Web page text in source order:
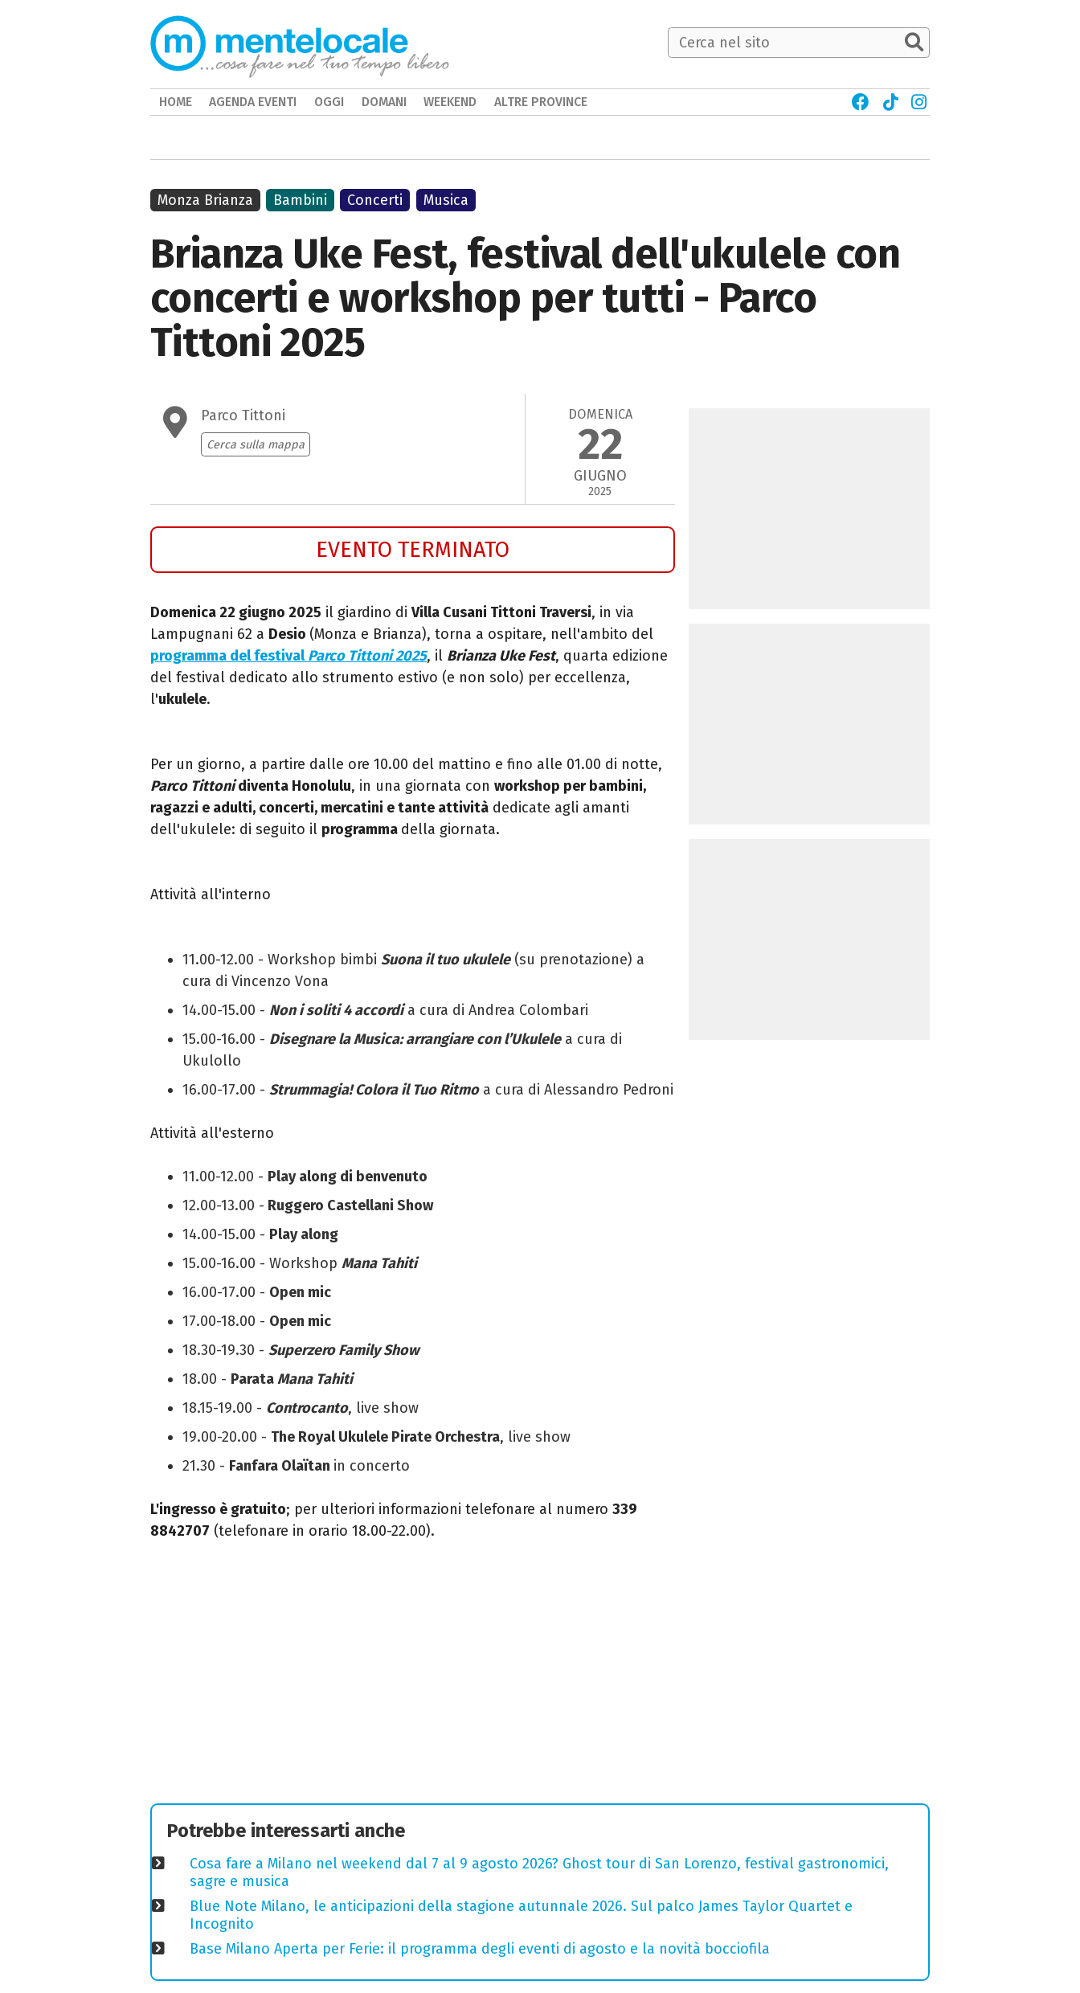
Brianza Uke Fest, festival dell'ukulele con
concerti e workshop per tutti - Parco
Tittoni 2025
Parco Tittoni
Cerca sulla mappa
DOMENICA
22
GIUGNO
2025
EVENTO TERMINATO
Domenica 22 giugno 2025 il giardino di Villa Cusani Tittoni Traversi, in via
Lampugnani 62 a Desio (Monza e Brianza), torna a ospitare, nell'ambito del
programma del festivalParco Tittoni 2025, il Brianza Uke Fest, quarta edizione
del festival dedicato allo strumento estivo (e non solo) per eccellenza,
l'ukulele.
Per un giorno, a partire dalle ore 10.00 del mattino e fino alle 01.00 di notte,
Parco Tittonidiventa Honolulu, in una giornata con workshop per bambini,
ragazzi e adulti, concerti, mercatini e tante attività dedicate agli amanti
dell'ukulele: di seguito il programma della giornata.
Attività all'interno
11.00-12.00 - Workshop bimbi Suona il tuo ukulele(su prenotazione) a
cura di Vincenzo Vona
14.00-15.00 - Non i soliti 4 accordia cura di Andrea Colombari
15.00-16.00 - Disegnare la Musica: arrangiare con l’Ukulelea cura di
Ukulollo
16.00-17.00 - Strummagia! Colora il Tuo Ritmoa cura di Alessandro Pedroni
Attività all'esterno
11.00-12.00 - Play along di benvenuto
12.00-13.00 - Ruggero Castellani Show
14.00-15.00 - Play along
15.00-16.00 - Workshop Mana Tahiti
16.00-17.00 - Open mic
17.00-18.00 - Open mic
18.30-19.30 - Superzero Family Show
18.00 - ParataMana Tahiti
18.15-19.00 - Controcanto, live show
19.00-20.00 - The Royal Ukulele Pirate Orchestra, live show
21.30 - Fanfara Olaïtan in concerto
L'ingresso è gratuito; per ulteriori informazioni telefonare al numero 339
8842707 (telefonare in orario 18.00-22.00).
Monza Brianza Bambini Concerti Musica
Potrebbe interessarti anche
Cosa fare a Milano nel weekend dal 7 al 9 agosto 2026? Ghost tour di San Lorenzo, festival gastronomici,
sagre e musica
Blue Note Milano, le anticipazioni della stagione autunnale 2026. Sul palco James Taylor Quartet e
Incognito
Base Milano Aperta per Ferie: il programma degli eventi di agosto e la novità bocciofila
HOME AGENDA EVENTI OGGI DOMANI WEEKEND ALTRE PROVINCE